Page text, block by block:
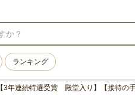
ランキング
【3年連続特選受賞 殿堂入り】【接待の